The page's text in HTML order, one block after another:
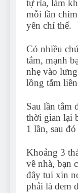
tự rỉa, làm
mỗi lần
yên chí thế.
Có nhiều
tắm, mạnh
nhẹ vào
lồng tắm
Sau lần tắm
thời gian lại
1 lần, sau
Khoảng 3
về nhà, bạn
đây tui xin
phải là đem